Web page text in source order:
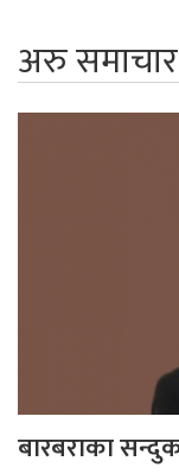
अरु समाचार
बारबराका